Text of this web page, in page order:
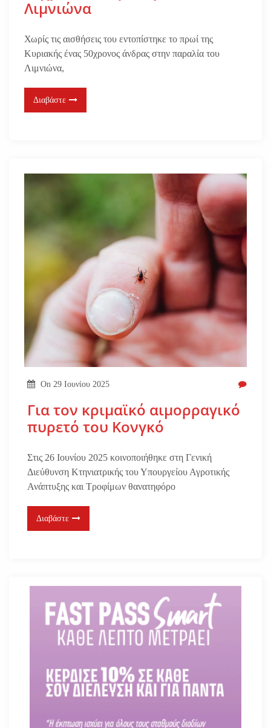
Λιμνιώνα
Χωρίς τις αισθήσεις του εντοπίστηκε το πρωί της
Κυριακής ένας 50χρονος άνδρας στην παραλία του
Λιμνιώνα,
Διαβάστε
On 29 Ιουνίου 2025
Για τον κριμαϊκό αιμορραγικό
πυρετό του Κονγκό
Στις 26 Ιουνίου 2025 κοινοποιήθηκε στη Γενική
Διεύθυνση Κτηνιατρικής του Υπουργείου Αγροτικής
Ανάπτυξης και Τροφίμων θανατηφόρο
Διαβάστε